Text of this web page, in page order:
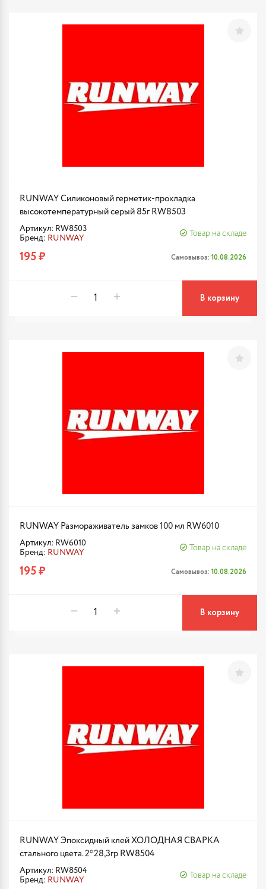
RUNWAY Силиконовый герметик-прокладка
высокотемпературный серый 85г RW8503
Артикул: RW8503
Бренд: RUNWAY
Товар на складе
195 ₽ Самовывоз: 10.08.2026
В корзину
RUNWAY Размораживатель замков 100 мл RW6010
Артикул: RW6010
Бренд: RUNWAY
Товар на складе
195 ₽ Самовывоз: 10.08.2026
В корзину
RUNWAY Эпоксидный клей ХОЛОДНАЯ СВАРКА
стального цвета. 2*28,3гр RW8504
Артикул: RW8504
Бренд: RUNWAY
Товар на складе